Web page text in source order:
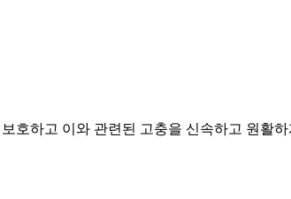
호하고 이와 관련된 고충을 신속하고 원활